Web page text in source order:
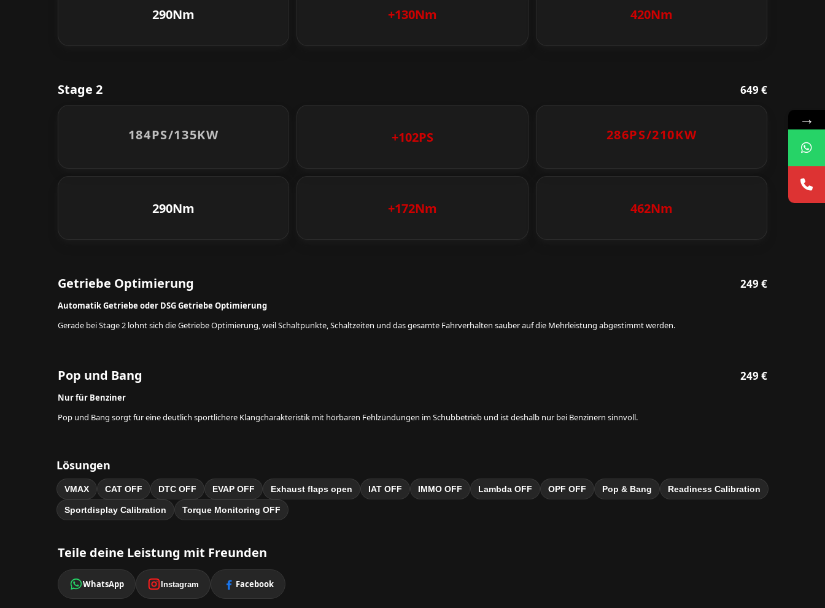
290Nm +130Nm 420Nm
Stage 2 649 €
184PS/135KW +102PS 286PS/210KW
290Nm +172Nm 462Nm
Getriebe Optimierung 249 €
Automatik Getriebe oder DSG Getriebe Optimierung
Gerade bei Stage 2 lohnt sich die Getriebe Optimierung, weil Schaltpunkte, Schaltzeiten und das gesamte Fahrverhalten sauber auf die Mehrleistung abgestimmt werden.
Pop und Bang 249 €
Nur für Benziner
Pop und Bang sorgt für eine deutlich sportlichere Klangcharakteristik mit hörbaren Fehlzündungen im Schubbetrieb und ist deshalb nur bei Benzinern sinnvoll.
Lösungen
VMAX CAT OFF DTC OFF EVAP OFF Exhaust flaps open IAT OFF IMMO OFF Lambda OFF OPF OFF Pop & Bang Readiness Calibration
Sportdisplay Calibration Torque Monitoring OFF
Teile deine Leistung mit Freunden
WhatsApp Instagram Facebook
→